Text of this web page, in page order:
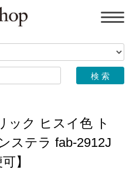
ック ヒスイ色 ト
ステラ fab-2912J
】